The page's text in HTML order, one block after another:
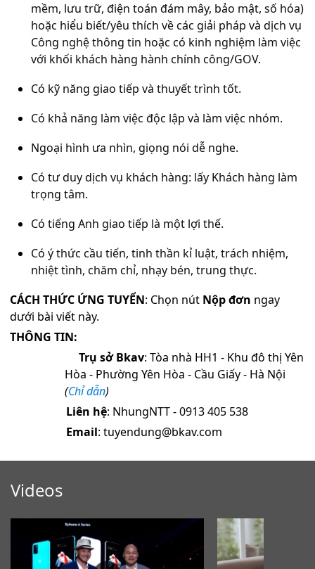
mềm, lưu trữ, điện toán đám mây, bảo mật, số hóa)
hoặc hiểu biết/yêu thích về các giải pháp và dịch vụ
Công nghệ thông tin hoặc có kinh nghiệm làm việc
với khối khách hàng hành chính công/GOV.
Có kỹ năng giao tiếp và thuyết trình tốt.
Có khả năng làm việc độc lập và làm việc nhóm.
Ngoại hình ưa nhìn, giọng nói dễ nghe.
Có tư duy dịch vụ khách hàng: lấy Khách hàng làm
trọng tâm.
Có tiếng Anh giao tiếp là một lợi thế.
Có ý thức cầu tiến, tinh thần kỉ luật, trách nhiệm,
nhiệt tình, chăm chỉ, nhạy bén, trung thực.
CÁCH THỨC ỨNG TUYỂN: Chọn nút Nộp đơn ngay
dưới bài viết này.
THÔNG TIN:
Trụ sở Bkav: Tòa nhà HH1 - Khu đô thị Yên
Hòa - Phường Yên Hòa - Cầu Giấy - Hà Nội
(Chỉ dẫn)
Liên hệ: NhungNTT - 0913 405 538
Email: tuyendung@bkav.com
Videos